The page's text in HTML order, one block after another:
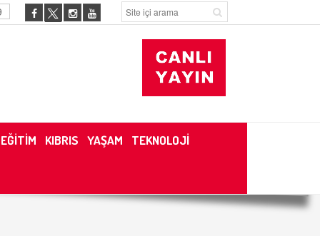
EĞİTİM KIBRIS YAŞAM TEKNOLOJİ